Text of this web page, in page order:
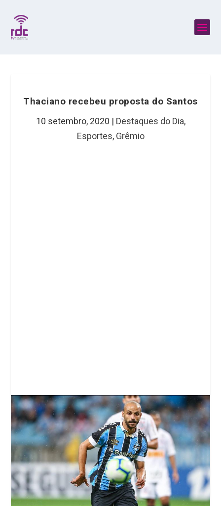
Thaciano recebeu proposta do Santos
10 setembro, 2020 | Destaques do Dia,
Esportes, Grêmio